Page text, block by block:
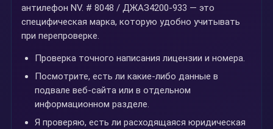
антилефон NV. # 8048 / ДЖАЗ4200-933 — это
специфическая марка, которую удобно учитывать
при перепроверке.
Проверка точного написания лицензии и номера.
Посмотрите, есть ли какие-либо данные в
подвале веб-сайта или в отдельном
информационном разделе.
Я проверяю, есть ли расходящаяся юридическая